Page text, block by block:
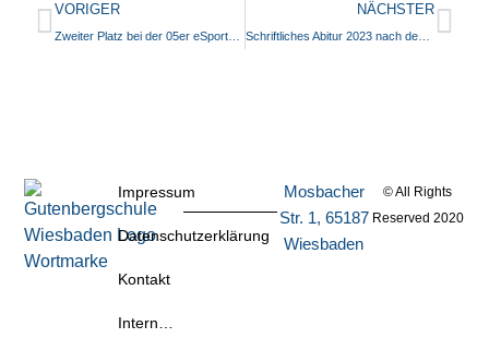
VORIGER NÄCHSTER
Schriftliches Abitur 2023 nach den Osterferien
Impressum
Datenschutzerklärung
Kontakt
Intern…
Mosbacher
Str. 1, 65187
Wiesbaden
© All Rights
Reserved 2020